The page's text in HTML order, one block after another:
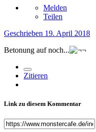
Melden
Teilen
Geschrieben 19. April 2018
Betonung auf noch...
Zitieren
Link zu diesem Kommentar